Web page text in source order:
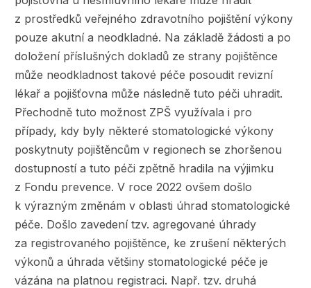
z prostředků veřejného zdravotního pojištění výkony
pouze akutní a neodkladné. Na základě žádosti a po
doložení příslušných dokladů ze strany pojištěnce
může neodkladnost takové péče posoudit revizní
lékař a pojišťovna může následně tuto péči uhradit.
Přechodně tuto možnost ZPŠ využívala i pro
případy, kdy byly některé stomatologické výkony
poskytnuty pojištěncům v regionech se zhoršenou
dostupností a tuto péči zpětně hradila na výjimku
z Fondu prevence. V roce 2022 ovšem došlo
k výrazným změnám v oblasti úhrad stomatologické
péče. Došlo zavedení tzv. agregované úhrady
za registrovaného pojištěnce, ke zrušení některých
výkonů a úhrada většiny stomatologické péče je
vázána na platnou registraci. Např. tzv. druhá